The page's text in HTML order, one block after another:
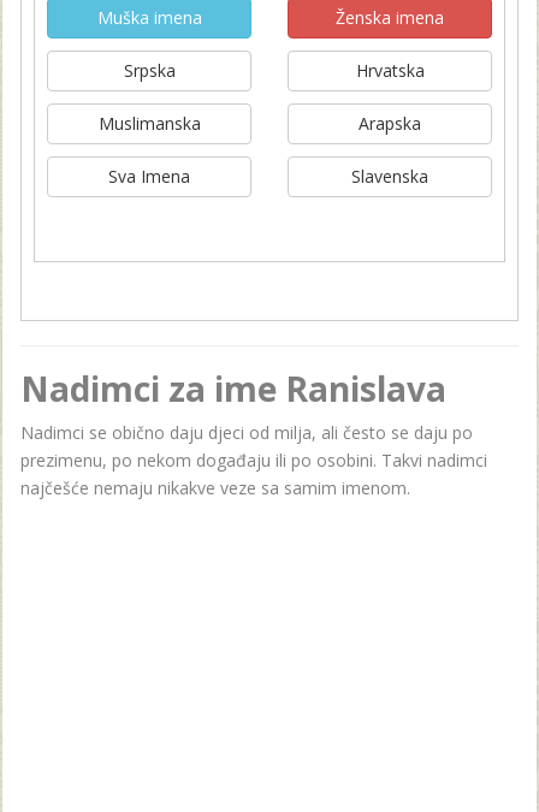
Muška imena Ženska imena
Srpska Hrvatska
Muslimanska Arapska
Sva Imena Slavenska
Nadimci za ime Ranislava
Nadimci se obično daju djeci od milja, ali često se daju po
prezimenu, po nekom događaju ili po osobini. Takvi nadimci
najčešće nemaju nikakve veze sa samim imenom.